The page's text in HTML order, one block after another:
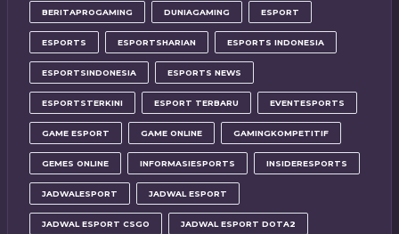
BERITAPROGAMING DUNIAGAMING ESPORT
ESPORTS ESPORTSHARIAN ESPORTS INDONESIA
ESPORTSINDONESIA ESPORTS NEWS
ESPORTSTERKINI ESPORT TERBARU EVENTESPORTS
GAME ESPORT GAME ONLINE GAMINGKOMPETITIF
GEMES ONLINE INFORMASIESPORTS INSIDERESPORTS
JADWALESPORT JADWAL ESPORT
JADWAL ESPORT CSGO JADWAL ESPORT DOTA2